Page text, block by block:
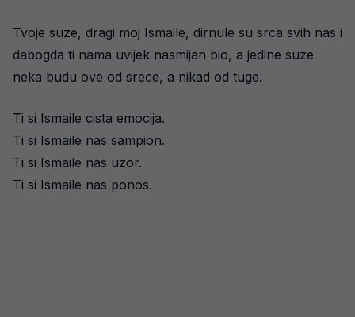
Tvoje suze, dragi moj Ismaile, dirnule su srca svih nas i
dabogda ti nama uvijek nasmijan bio, a jedine suze
neka budu ove od srece, a nikad od tuge.
Ti si Ismaile cista emocija.
Ti si Ismaile nas sampion.
Ti si Ismaile nas uzor.
Ti si Ismaile nas ponos.